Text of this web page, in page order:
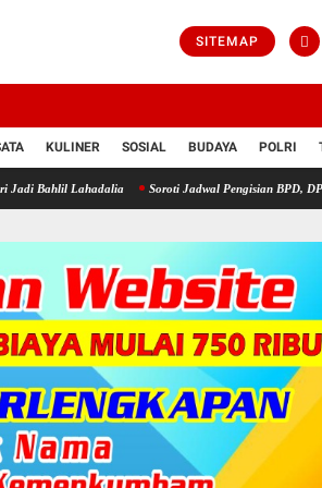
SITEMAP
KULINER SOSIAL BUDAYA POLRI
Soroti Jadwal Pengisian BPD, DPRD Sragen